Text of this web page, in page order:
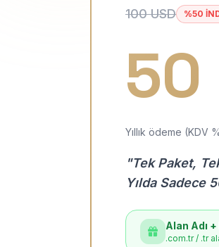
100 USD %50
50
Yıllık ödeme (KDV
"Tek Paket,
Yılda Sadece
Alan Adı
.com.tr / .tr